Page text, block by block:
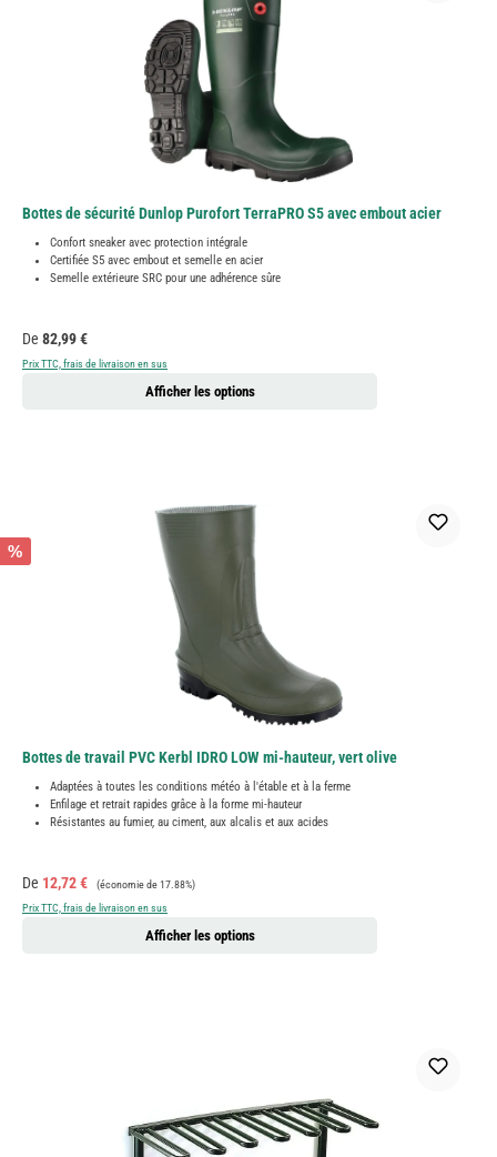
Bottes de sécurité Dunlop Purofort TerraPRO S5 avec embout acier
Confort sneaker avec protection intégrale
Certifiée S5 avec embout et semelle en acier
Semelle extérieure SRC pour une adhérence sûre
Prix régulier :
De 82,99 €
Prix TTC, frais de livraison en sus
Afficher les options
%
Bottes de travail PVC Kerbl IDRO LOW mi-hauteur, vert olive
Adaptées à toutes les conditions météo à l'étable et à la ferme
Enfilage et retrait rapides grâce à la forme mi-hauteur
Résistantes au fumier, au ciment, aux alcalis et aux acides
Prix de vente :
De 12,72 € Prix régulier :
(économie de 17.88%)
Prix TTC, frais de livraison en sus
Afficher les options